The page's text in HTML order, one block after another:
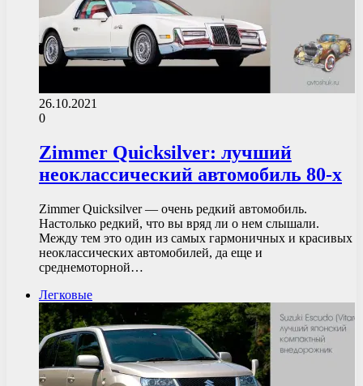
26.10.2021
0
Zimmer Quicksilver: лучший
неоклассический автомобиль 80-х
Zimmer Quicksilver — очень редкий автомобиль.
Настолько редкий, что вы вряд ли о нем слышали.
Между тем это один из самых гармоничных и красивых
неоклассических автомобилей, да еще и
среднемоторной…
Легковые